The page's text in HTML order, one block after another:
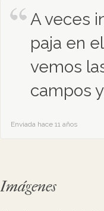
A veces
paja en
vemos
campos
Enviada hace 11 años
Imágenes